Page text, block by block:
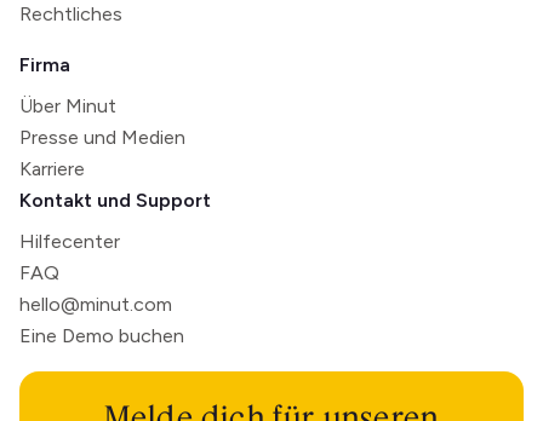
Rechtliches
Firma
Über Minut
Presse und Medien
Karriere
Kontakt und Support
Hilfecenter
FAQ
hello@minut.com
Eine Demo buchen